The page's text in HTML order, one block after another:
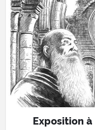
Exposition